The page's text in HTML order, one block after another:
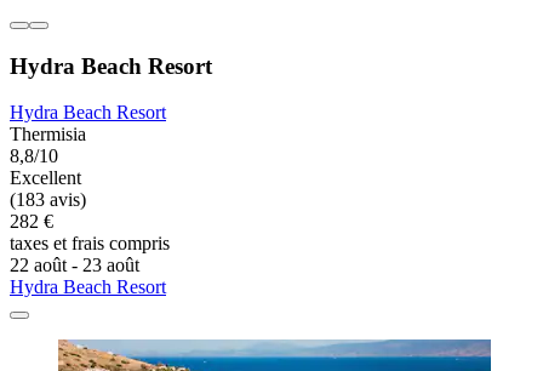
Hydra Beach Resort
Hydra Beach Resort
Thermisia
8,8/10
Excellent
(183 avis)
282 €
taxes et frais compris
22 août - 23 août
Hydra Beach Resort